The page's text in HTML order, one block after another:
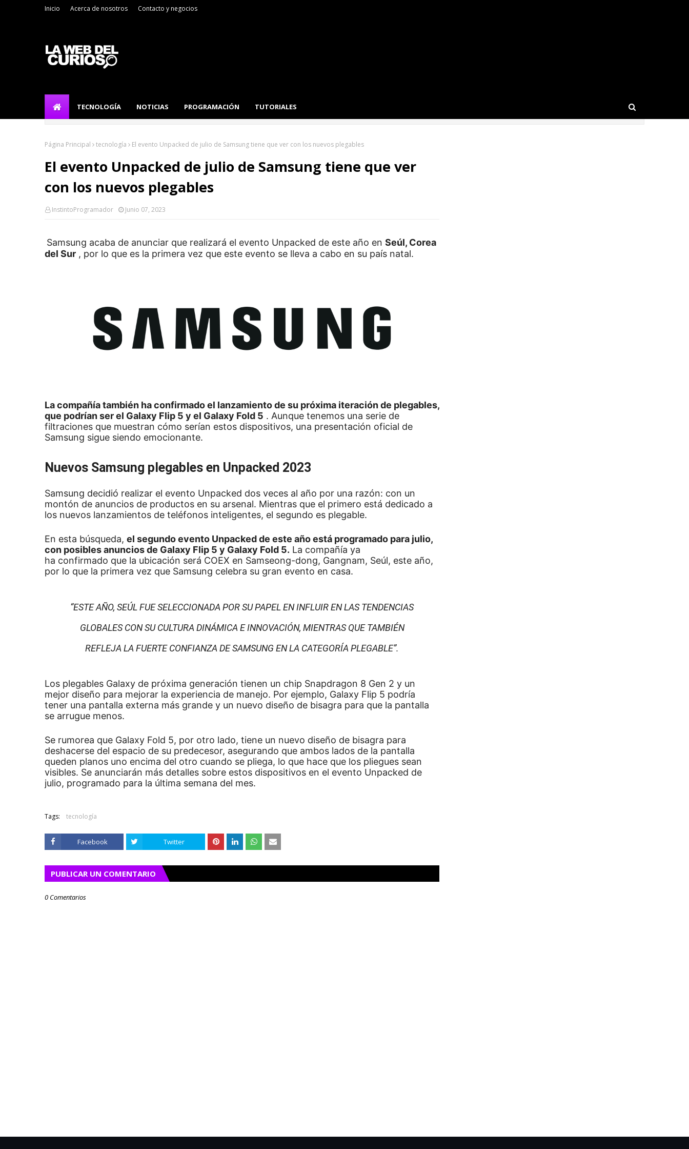
Inicio Acerca de nosotros Contacto y negocios
TECNOLOGÍA NOTICIAS PROGRAMACIÓN TUTORIALES
Página Principal tecnología El evento Unpacked de julio de Samsung tiene que ver con los nuevos plegables
El evento Unpacked de julio de Samsung tiene que ver
con los nuevos plegables
InstintoProgramador Junio 07, 2023
Samsung acaba de anunciar que realizará el evento Unpacked de este año en Seúl, Corea
del Sur , por lo que es la primera vez que este evento se lleva a cabo en su país natal.
La compañía también ha confirmado el lanzamiento de su próxima iteración de plegables,
que podrían ser el Galaxy Flip 5 y el Galaxy Fold 5 . Aunque tenemos una serie de
filtraciones que muestran cómo serían estos dispositivos, una presentación oficial de
Samsung sigue siendo emocionante.
Nuevos Samsung plegables en Unpacked 2023
Samsung decidió realizar el evento Unpacked dos veces al año por una razón: con un
montón de anuncios de productos en su arsenal. Mientras que el primero está dedicado a
los nuevos lanzamientos de teléfonos inteligentes, el segundo es plegable.
En esta búsqueda, el segundo evento Unpacked de este año está programado para julio,
con posibles anuncios de Galaxy Flip 5 y Galaxy Fold 5. La compañía ya
ha confirmado que la ubicación será COEX en Samseong-dong, Gangnam, Seúl, este año,
por lo que la primera vez que Samsung celebra su gran evento en casa.
“ESTE AÑO, SEÚL FUE SELECCIONADA POR SU PAPEL EN INFLUIR EN LAS TENDENCIAS
GLOBALES CON SU CULTURA DINÁMICA E INNOVACIÓN, MIENTRAS QUE TAMBIÉN
REFLEJA LA FUERTE CONFIANZA DE SAMSUNG EN LA CATEGORÍA PLEGABLE”.
Los plegables Galaxy de próxima generación tienen un chip Snapdragon 8 Gen 2 y un
mejor diseño para mejorar la experiencia de manejo. Por ejemplo, Galaxy Flip 5 podría
tener una pantalla externa más grande y un nuevo diseño de bisagra para que la pantalla
se arrugue menos.
Se rumorea que Galaxy Fold 5, por otro lado, tiene un nuevo diseño de bisagra para
deshacerse del espacio de su predecesor, asegurando que ambos lados de la pantalla
queden planos uno encima del otro cuando se pliega, lo que hace que los pliegues sean
visibles. Se anunciarán más detalles sobre estos dispositivos en el evento Unpacked de
julio, programado para la última semana del mes.
Tags: tecnología
Facebook Twitter
PUBLICAR UN COMENTARIO
0 Comentarios